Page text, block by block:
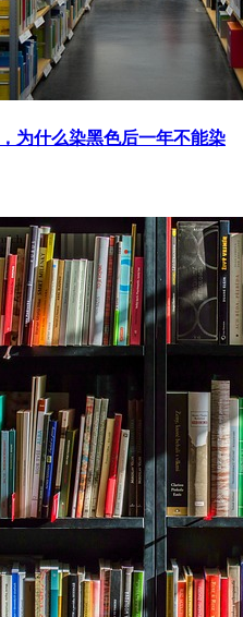
为什么染黑色后一年不能染